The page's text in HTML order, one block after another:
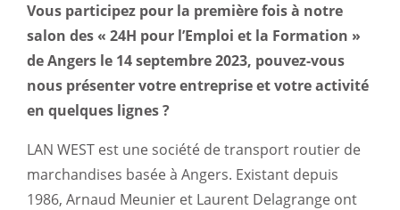
Vous participez pour la première fois à notre
salon des « 24H pour l’Emploi et la Formation »
de Angers le 14 septembre 2023, pouvez-vous
nous présenter votre entreprise et votre activité
en quelques lignes ?
LAN WEST est une société de transport routier de
marchandises basée à Angers. Existant depuis
1986, Arnaud Meunier et Laurent Delagrange ont